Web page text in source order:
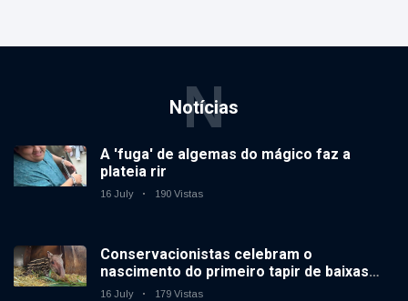
Notícias
N
A 'fuga' de algemas do mágico faz a
plateia rir
16 July 190 Vistas
Conservacionistas celebram o
nascimento do primeiro tapir de baixas
terras no zoológico do Reino Unido em 14
16 July 179 Vistas